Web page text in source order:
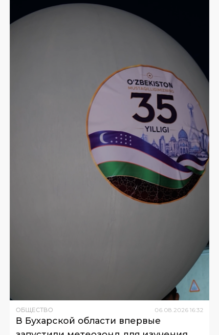
ОБЩЕСТВО 06 08 2026 16:32
В Бухарской области впервые